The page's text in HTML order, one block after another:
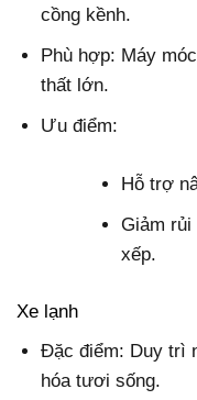
cồng kềnh.
Phù hợp: Máy
thất lớn.
Ưu điểm:
Hỗ trợ
Giảm rủi
xếp.
Xe lạnh
Đặc điểm: Duy trì
hóa tươi sống.